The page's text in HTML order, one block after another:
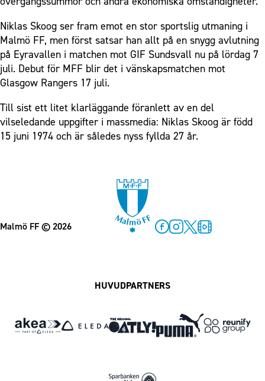
Niklas Skoog ser fram emot en stor sportslig utmaning i
Malmö FF, men först satsar han allt på en snygg avlutning
på Eyravallen i matchen mot GIF Sundsvall nu på lördag 7
juli. Debut för MFF blir det i vänskapsmatchen mot
Glasgow Rangers 17 juli.
Till sist ett litet klarläggande föranlett av en del
vilseledande uppgifter i massmedia: Niklas Skoog är född
15 juni 1974 och är således nyss fyllda 27 år.
Malmö FF© 2026
HUVUDPARTNERS